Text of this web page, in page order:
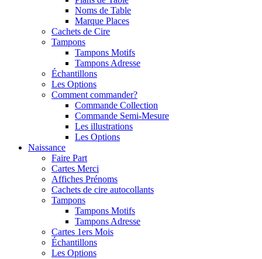
Noms de Table
Marque Places
Cachets de Cire
Tampons
Tampons Motifs
Tampons Adresse
Échantillons
Les Options
Comment commander?
Commande Collection
Commande Semi-Mesure
Les illustrations
Les Options
Naissance
Faire Part
Cartes Merci
Affiches Prénoms
Cachets de cire autocollants
Tampons
Tampons Motifs
Tampons Adresse
Cartes 1ers Mois
Échantillons
Les Options